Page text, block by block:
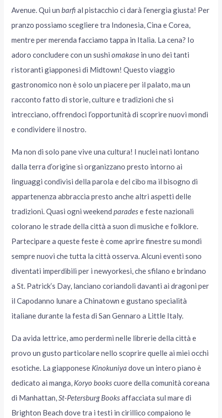
Avenue. Qui unbarfi al pistacchio ci darà l’energia giusta! Per
pranzo possiamo scegliere tra Indonesia, Cina e Corea,
mentre per merenda facciamo tappa in Italia. La cena? Io
adoro concludere con un sushiomakase in uno dei tanti
ristoranti giapponesi di Midtown! Questo viaggio
gastronomico non è solo un piacere per il palato, ma un
racconto fatto di storie, culture e tradizioni che si
intrecciano, offrendoci l’opportunità di scoprire nuovi mondi
e condividere il nostro.
Ma non di solo pane vive una cultura! I nuclei nati lontano
dalla terra d’origine si organizzano presto intorno ai
linguaggi condivisi della parola e del cibo ma il bisogno di
appartenenza abbraccia presto anche altri aspetti delle
tradizioni. Quasi ogni weekendparadese feste nazionali
colorano le strade della città a suon di musiche e folklore.
Partecipare a queste feste è come aprire finestre su mondi
sempre nuovi che tutta la città osserva. Alcuni eventi sono
diventati imperdibili per i newyorkesi, che sfilano e brindano
a St. Patrick’s Day, lanciano coriandoli davanti ai dragoni per
il Capodanno lunare a Chinatown e gustano specialità
italiane durante la festa di San Gennaro a Little Italy.
Da avida lettrice, amo perdermi nelle librerie della città e
provo un gusto particolare nello scoprire quelle ai miei occhi
esotiche. La giapponese Kinokuniyadove un intero piano è
dedicato ai manga, Koryo bookscuore della comunità coreana
di Manhattan,St-Petersburg Booksaffacciata sul mare di
Brighton Beach dove tra i testi in cirillico compaiono le